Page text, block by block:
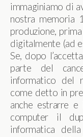
immaginiamo di
nostra memoria
produzione,
digitalmente (ad
Se, dopo
parte del
informatico del
come detto in
anche estrarre
computer il
informatica